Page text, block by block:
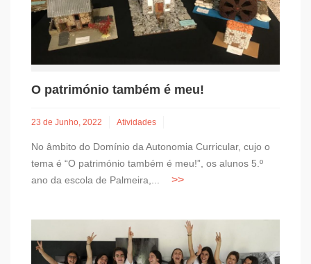
O património também é meu!
23 de Junho, 2022 Atividades
No âmbito do Domínio da Autonomia Curricular, cujo o
tema é “O património também é meu!”, os alunos 5.º
ano da escola de Palmeira,...